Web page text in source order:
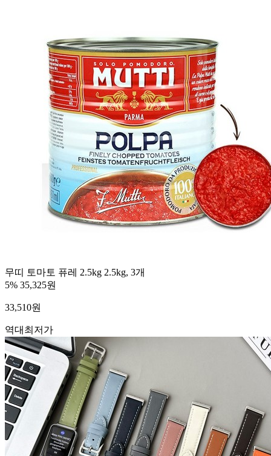
무띠 토마토 퓨레 2.5kg 2.5kg, 3개
5% 35,325원
33,510원
역대최저가